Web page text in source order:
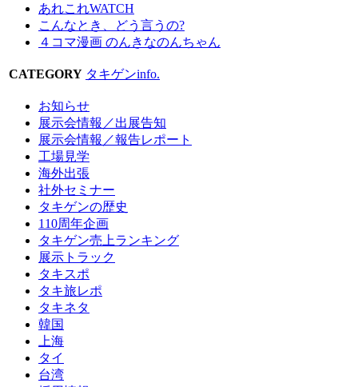
あれこれWATCH
こんなとき、どう言うの?
４コマ漫画 のんきなのんちゃん
CATEGORY タキゲンinfo.
お知らせ
展示会情報／出展告知
展示会情報／報告レポート
工場見学
海外出張
社外セミナー
タキゲンの歴史
110周年企画
タキゲン売上ランキング
展示トラック
タキスポ
タキ旅レポ
タキネタ
韓国
上海
タイ
台湾